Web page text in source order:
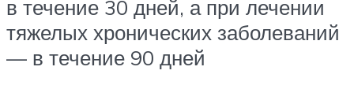
в течение 30 дней, а при лечении
тяжелых хронических заболеваний
— в течение 90 дней